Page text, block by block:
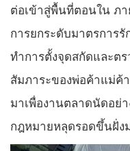
ต่อเข้าสู่พื้นที่ตอนใน ภา
การยกระดับมาตรการ
ทำการตั้งจุดสกัดและต
สัมภาระของพ่อค้าแม่ค้
มาเพื่องานตลาดนัดอย่
กฎหมายหลุดรอดขึ้นฝั่ง